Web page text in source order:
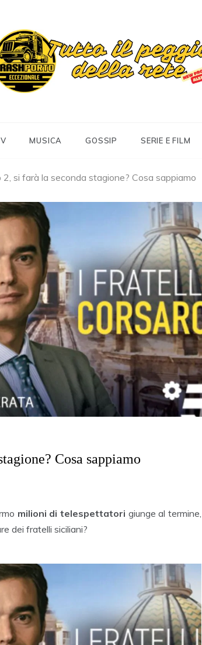
MUSICA GOSSIP SERIE E FILM
2, si farà la seconda stagione? Cosa sappiamo
Cosa sappiamo
milioni di telespettatori giunge al termine,
dei fratelli siciliani?